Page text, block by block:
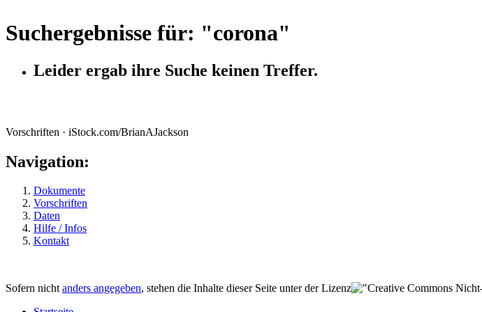
Suchergebnisse für: "corona"
Leider ergab ihre Suche keinen Treffer.
Vorschriften · iStock.com/BrianAJackson
Navigation:
Dokumente
Vorschriften
Daten
Hilfe / Infos
Kontakt
Sofern nichtanders angegeben, stehen die Inhalte dieser Seite unter der Lizenz